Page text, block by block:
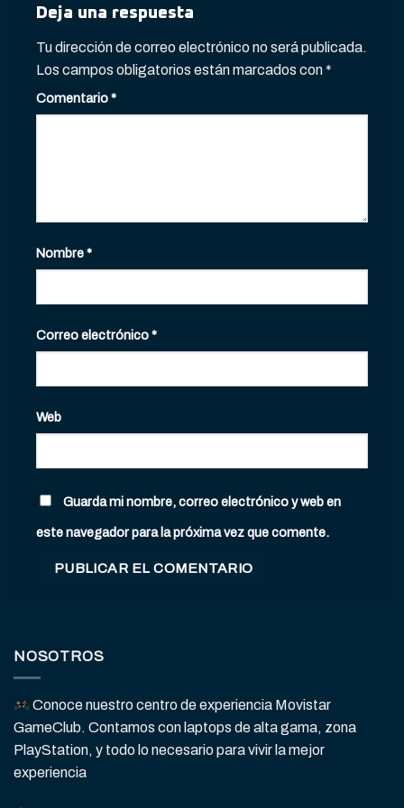
Deja una respuesta
Tu dirección de correo electrónico no será publicada.
Los campos obligatorios están marcados con*
Comentario*
Nombre*
Correo electrónico*
Web
Guarda mi nombre, correo electrónico y web en
este navegador para la próxima vez que comente.
NOSOTROS
Conoce nuestro centro de experiencia Movistar
GameClub. Contamos con laptops de alta gama, zona
PlayStation, y todo lo necesario para vivir la mejor
experiencia